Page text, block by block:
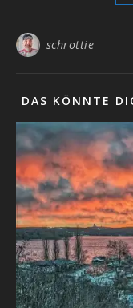
schrottie
DAS KÖNNTE